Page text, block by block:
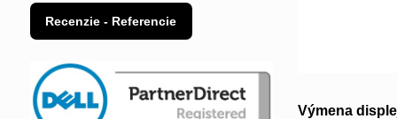
Výmena
Recenzie - Referencie